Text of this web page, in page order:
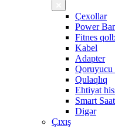
Çexollar
Power
Fitnes
Kabel
Adapter
Qoruyucu
Qulaqlıq
Ehtiyat
Smart
Digər
Çıxış